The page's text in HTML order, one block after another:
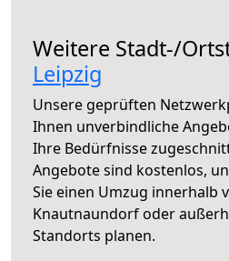
Weitere Stadt-/
Leipzig
Unsere geprüften
Ihnen unverbindliche
Ihre Bedürfnisse
Angebote sind kostenlos,
Sie einen Umzug innerhalb
Knautnaundorf oder
Standorts planen.